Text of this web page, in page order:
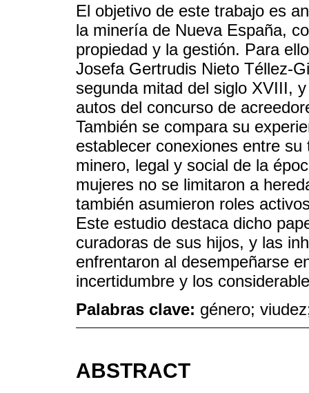
El objetivo de este trabajo es
la minería de Nueva España,
propiedad y la gestión. Para
Josefa Gertrudis Nieto Téllez-
segunda mitad del siglo XVIII,
autos del concurso de
También se compara su
establecer conexiones entre
minero, legal y social de la
mujeres no se limitaron a
también asumieron roles
Este estudio destaca dicho
curadoras de sus hijos, y las
enfrentaron al desempeñarse
incertidumbre y los
Palabras clave: género;
ABSTRACT